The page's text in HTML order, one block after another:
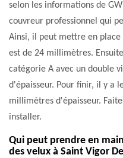
selon les informations de
couvreur professionnel qui
Ainsi, il peut mettre en
est de 24 millimètres.
catégorie A avec un double
d'épaisseur. Pour finir, il y a
millimètres d'épaisseur.
installer.
Qui peut prendre en
des velux à Saint Vigor